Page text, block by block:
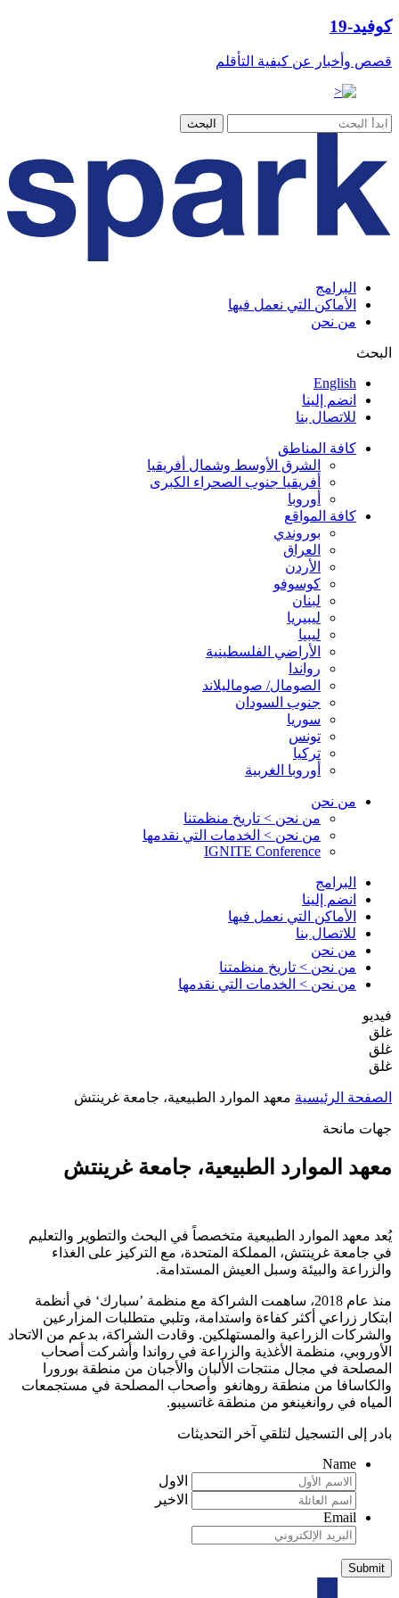
كوفيد-19
قصص وأخبار عن كيفية التأقلم
البرامج
الأماكن التي نعمل فيها
من نحن
البحث
English
انضم إلينا
للاتصال بنا
كافة المناطق
الشرق الأوسط وشمال أفريقيا
أفريقيا جنوب الصحراء الكبرى
أوروبا
كافة المواقع
بوروندي
العراق
الأردن
كوسوفو
لبنان
ليبيريا
ليبيا
الأراضي الفلسطينية
رواندا
الصومال/ صوماليلاند
جنوب السودان
سوريا
تونس
تركيا
أوروبا الغربية
من نحن
من نحن > تاريخ منظمتنا
من نحن > الخدمات التي نقدمها
IGNITE Conference
البرامج
انضم إلينا
الأماكن التي نعمل فيها
للاتصال بنا
من نحن
من نحن > تاريخ منظمتنا
من نحن > الخدمات التي نقدمها
فيديو
غلق
غلق
غلق
الصفحة الرئيسية معهد الموارد الطبيعية، جامعة غرينتش
جهات مانحة
معهد الموارد الطبيعية، جامعة غرينتش
يُعد معهد الموارد الطبيعية متخصصاً في البحث والتطوير والتعليم
في جامعة غرينتش، المملكة المتحدة، مع التركيز على الغذاء
والزراعة والبيئة وسبل العيش المستدامة.
منذ عام 2018، ساهمت الشراكة مع منظمة ’سبارك‘ في أنظمة
ابتكار زراعي أكثر كفاءة واستدامة، وتلبي متطلبات المزارعين
والشركات الزراعية والمستهلكين. وقادت الشراكة، بدعم من الاتحاد
الأوروبي، منظمة الأغذية والزراعة في رواندا وأشركت أصحاب
المصلحة في مجال منتجات الألبان والأجبان من منطقة بورورا
والكاسافا من منطقة روهانغو وأصحاب المصلحة في مستجمعات
المياه في روانغينغو من منطقة غاتسيبو.
بادر إلى التسجيل لتلقي آخر التحديثات
Name
الاول
الاخير
Email